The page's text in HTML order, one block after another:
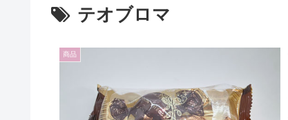
テオブロマ
商品